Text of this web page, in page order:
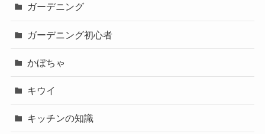
ガーデニング
ガーデニング初心者
かぼちゃ
キウイ
キッチンの知識